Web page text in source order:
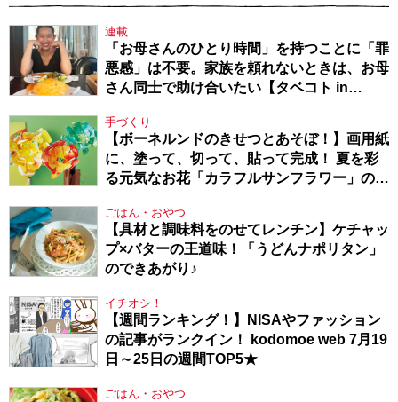
連載
「お母さんのひとり時間」を持つことに「罪
悪感」は不要。家族を頼れないときは、お母
さん同士で助け合いたい【タベコト in
手づくり
【ボーネルンドのきせつとあそぼ！】画用紙
に、塗って、切って、貼って完成！ 夏を彩
る元気なお花「カラフルサンフラワー」の作
ごはん・おやつ
【具材と調味料をのせてレンチン】ケチャッ
プ×バターの王道味！「うどんナポリタン」
のできあがり♪
イチオシ！
【週間ランキング！】NISAやファッション
の記事がランクイン！ kodomoe web 7月19
日～25日の週間TOP5★
ごはん・おやつ